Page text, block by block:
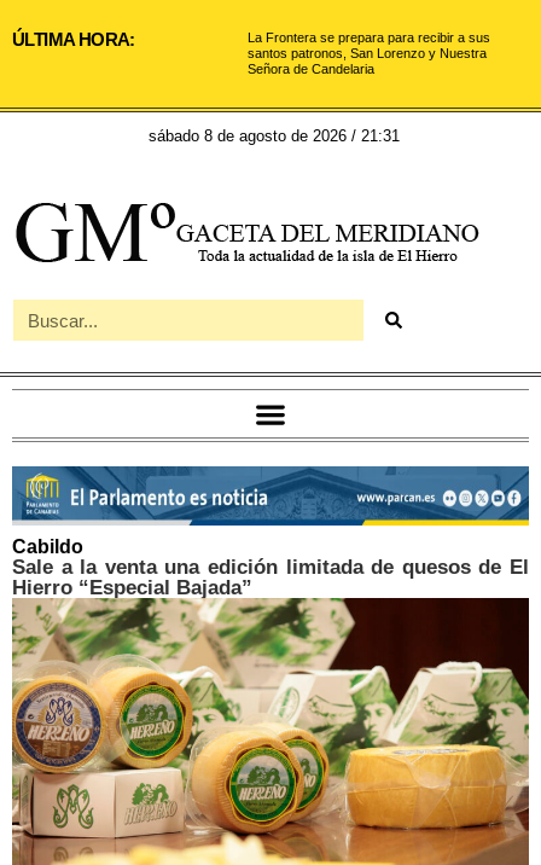
ÚLTIMA HORA:
La Frontera se prepara para recibir a sus
santos patronos, San Lorenzo y Nuestra
Señora de Candelaria
sábado 8 de agosto de 2026 / 21:31
Cabildo
Sale a la venta una edición limitada de quesos de El
Hierro “Especial Bajada”